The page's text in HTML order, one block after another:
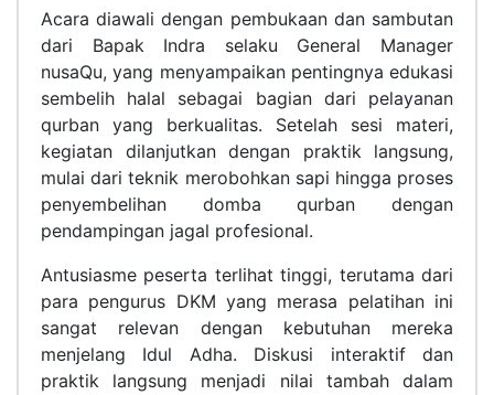
Acara diawali dengan pembukaan dan sambutan
dari Bapak Indra selaku General Manager
nusaQu, yang menyampaikan pentingnya edukasi
sembelih halal sebagai bagian dari pelayanan
qurban yang berkualitas. Setelah sesi materi,
kegiatan dilanjutkan dengan praktik langsung,
mulai dari teknik merobohkan sapi hingga proses
penyembelihan domba qurban dengan
pendampingan jagal profesional.
Antusiasme peserta terlihat tinggi, terutama dari
para pengurus DKM yang merasa pelatihan ini
sangat relevan dengan kebutuhan mereka
menjelang Idul Adha. Diskusi interaktif dan
praktik langsung menjadi nilai tambah dalam